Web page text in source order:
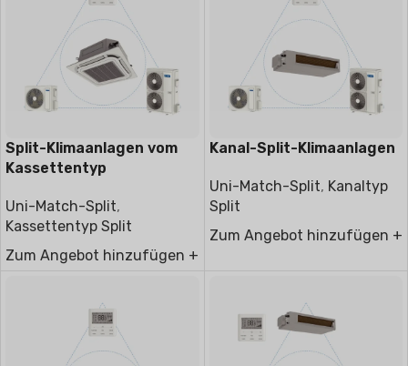
Split-Klimaanlagen vom
Kassettentyp
Uni-Match-Split,
Kassettentyp Split
Zum Angebot hinzufügen +
Kanal-Split-Klimaanlagen
Uni-Match-Split, Kanaltyp
Split
Zum Angebot hinzufügen +